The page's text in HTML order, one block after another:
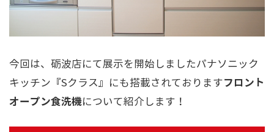
今回は、砺波店にて展示を開始しましたパナソニック
キッチン『Sクラス』にも搭載されておりますフロント
オープン食洗機について紹介します！